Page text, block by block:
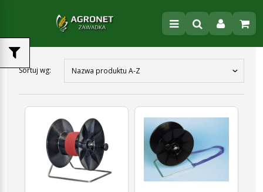
Sortuj wg: Nazwa produktu A-Z